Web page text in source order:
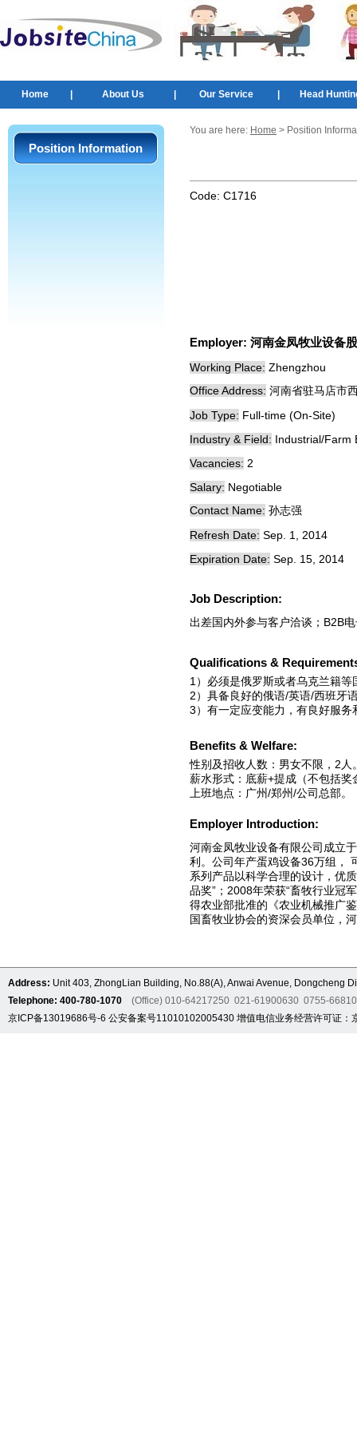
Home About Us Our Service Head
Position Information
You are here: Home > Position
Code: C1716
Employer: 河南金凤牧业设备
Working Place: Zhengzhou
Office Address: 河南省驻马店市
Job Type: Full-time (On-Site)
Industry & Field: Industrial/Farm
Vacancies: 2
Salary: Negotiable
Contact Name: 孙志强
Refresh Date: Sep. 1, 2014
Expiration Date: Sep. 15, 2014
Job Description:
出差国内外参与客户洽谈；B2B
Qualifications &
1）必须是俄罗斯或者乌克兰籍
2）具备良好的俄语/英语/西班牙
3）有一定应变能力，有良好服
Benefits & Welfare:
性别及招收人数：男女不限，2人
薪水形式：底薪+提成（不包括
上班地点：广州/郑州/公司总部。
Employer Introduction:
河南金凤牧业设备有限公司成立
利。公司年产蛋鸡设备36万组，
系列产品以科学合理的设计，优
品奖”；2008年荣获“畜牧行业冠
得农业部批准的《农业机械推广
国畜牧业协会的资深会员单位，
Address: Unit 403, ZhongLian Building, No.88(A), Anwai Avenue, Dongcheng
Telephone: 400-780-1070 (Office) 010-64217250 021-61900630 0755-
京ICP备13019686号-6 公安备案号11010102005430 增值电信业务经营许可证：